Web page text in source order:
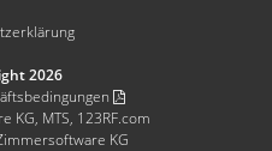
2026
KG, MTS, 123RF.com
KG